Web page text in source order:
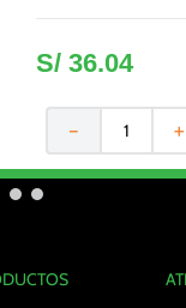
S/ 36.04
＋
－